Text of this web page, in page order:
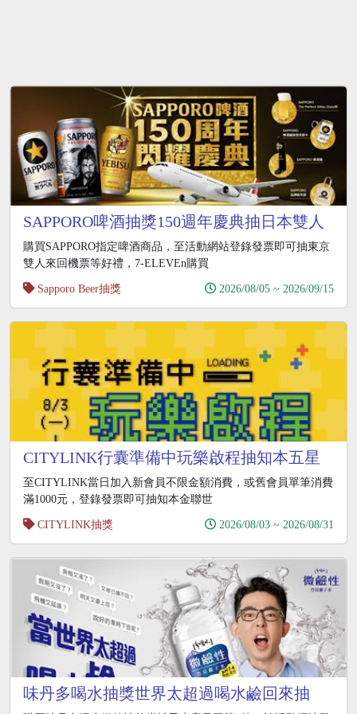
SAPPORO啤酒抽獎150週年慶典抽日本雙人
來回機票
購買SAPPORO指定啤酒商品，至活動網站登錄發票即可抽東京
雙人來回機票等好禮，7-ELEVEn購買
Sapporo Beer抽獎
2026/08/05 ~ 2026/09/15
CITYLINK行囊準備中玩樂啟程抽知本五星
飯店住宿
至CITYLINK當日加入新會員不限金額消費，或舊會員單筆消費
滿1000元，登錄發票即可抽知本金聯世
CITYLINK抽獎
2026/08/03 ~ 2026/08/31
味丹多喝水抽獎世界太超過喝水鹼回來抽